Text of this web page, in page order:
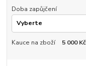
Doba zapůjčení
Kauce na zboží 5 000 Kč